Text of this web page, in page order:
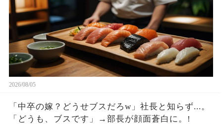
2026/08/05
「中卒の嫁？どうせブスだろw」社長と知らず...。
「どうも、ブスです」→部長が顔面蒼白に。!